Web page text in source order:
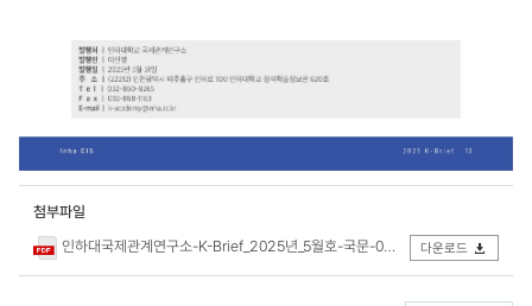
첨부파일
인하대국제관계연구소-K-Brief_2025년_5월호-국문-02_(1).pdf
다운로드